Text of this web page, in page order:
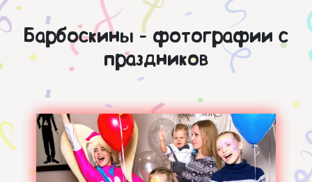
Барбоскины - фотографии с
праздников